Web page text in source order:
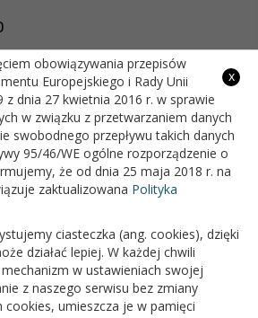
INTERNETOWY GMINY BIAŁOPOLE
x
obowiązywania przepisów
Europejskiego i Rady Unii
z dnia 27 kwietnia 2016 r. w sprawie
w związku z przetwarzaniem danych
swobodnego przepływu takich danych
95/46/WE ogólne rozporządzenie o
że od dnia 25 maja 2018 r. na
zaktualizowana Polityka
ciasteczka (ang. cookies), dzięki
działać lepiej. W każdej chwili
w ustawieniach swojej
z naszego serwisu bez zmiany
umieszcza je w pamięci